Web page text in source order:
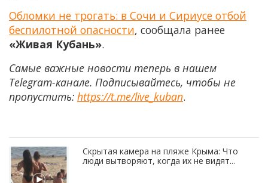
Обломки не трогать: в Сочи и Сириусе отбой
беспилотной опасности, сообщала ранее
«Живая Кубань».
Самые важные новости теперь в нашем
Telegram-канале. Подписывайтесь, чтобы не
пропустить: https://t.me/live_kuban.
Скрытая камера на пляже Крыма: Что
люди вытворяют, когда их не видят...